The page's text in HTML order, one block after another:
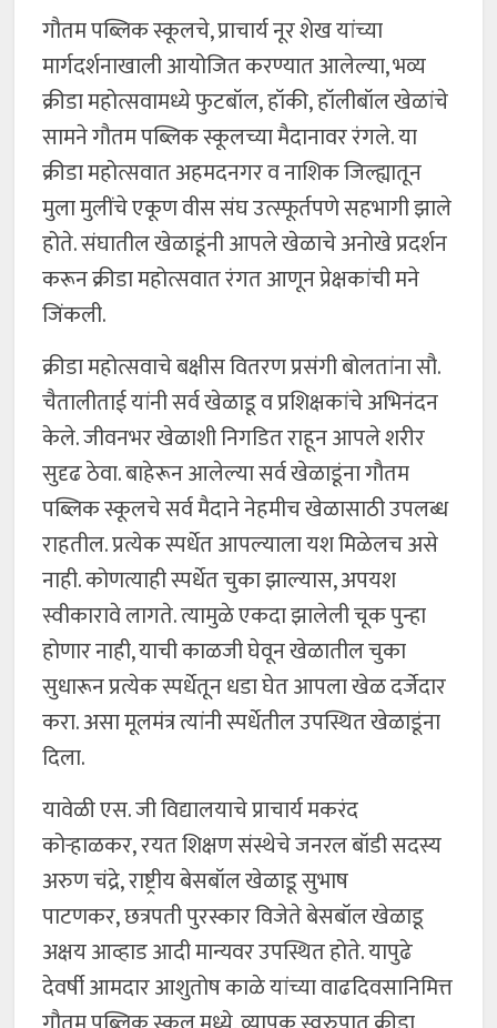
गौतम पब्लिक स्कूलचे, प्राचार्य नूर शेख यांच्या
मार्गदर्शनाखाली आयोजित करण्यात आलेल्या, भव्य
क्रीडा महोत्सवामध्ये फुटबॉल, हॉकी, हॉलीबॉल खेळांचे
सामने गौतम पब्लिक स्कूलच्या मैदानावर रंगले. या
क्रीडा महोत्सवात अहमदनगर व नाशिक जिल्ह्यातून
मुला मुलींचे एकूण वीस संघ उत्स्फूर्तपणे सहभागी झाले
होते. संघातील खेळाडूंनी आपले खेळाचे अनोखे प्रदर्शन
करून क्रीडा महोत्सवात रंगत आणून प्रेक्षकांची मने
जिंकली.
क्रीडा महोत्सवाचे बक्षीस वितरण प्रसंगी बोलतांना सौ.
चैतालीताई यांनी सर्व खेळाडू व प्रशिक्षकांचे अभिनंदन
केले. जीवनभर खेळाशी निगडित राहून आपले शरीर
सुदृढ ठेवा. बाहेरून आलेल्या सर्व खेळाडूंना गौतम
पब्लिक स्कूलचे सर्व मैदाने नेहमीच खेळासाठी उपलब्ध
राहतील. प्रत्येक स्पर्धेत आपल्याला यश मिळेलच असे
नाही. कोणत्याही स्पर्धेत चुका झाल्यास, अपयश
स्वीकारावे लागते. त्यामुळे एकदा झालेली चूक पुन्हा
होणार नाही, याची काळजी घेवून खेळातील चुका
सुधारून प्रत्येक स्पर्धेतून धडा घेत आपला खेळ दर्जेदार
करा. असा मूलमंत्र त्यांनी स्पर्धेतील उपस्थित खेळाडूंना
दिला.
यावेळी एस. जी विद्यालयाचे प्राचार्य मकरंद
कोऱ्हाळकर, रयत शिक्षण संस्थेचे जनरल बॉडी सदस्य
अरुण चंद्रे, राष्ट्रीय बेसबॉल खेळाडू सुभाष
पाटणकर, छत्रपती पुरस्कार विजेते बेसबॉल खेळाडू
अक्षय आव्हाड आदी मान्यवर उपस्थित होते. यापुढे
देवर्षी आमदार आशुतोष काळे यांच्या वाढदिवसानिमित्त